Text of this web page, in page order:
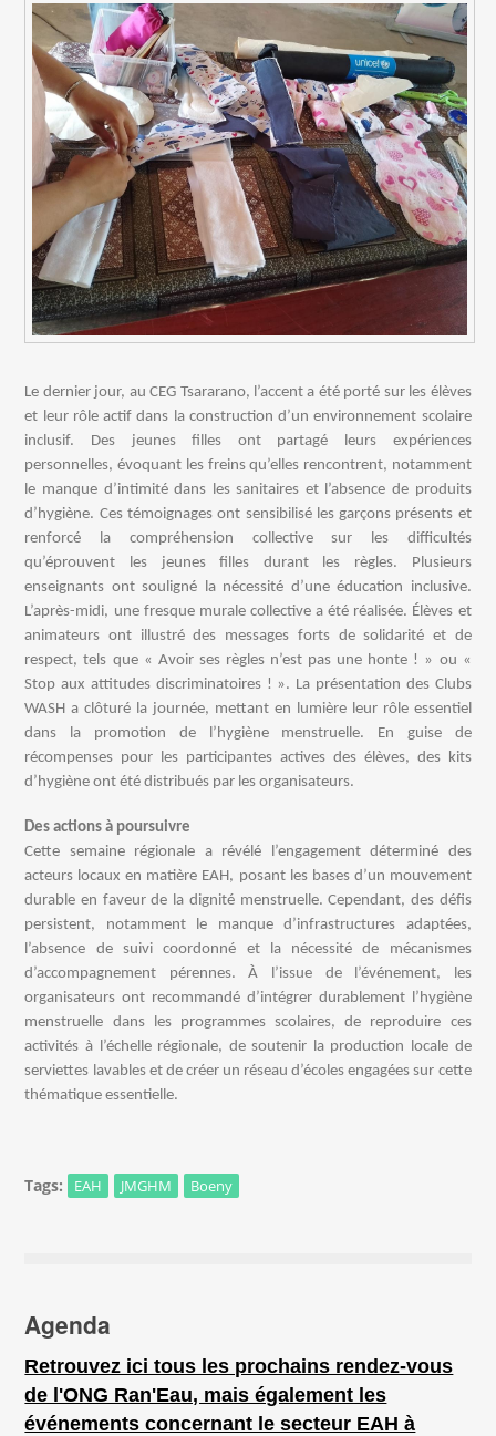
Le dernier jour, au CEG Tsararano, l’accent a été porté sur les élèves
et leur rôle actif dans la construction d’un environnement scolaire
inclusif. Des jeunes filles ont partagé leurs expériences
personnelles, évoquant les freins qu’elles rencontrent, notamment
le manque d’intimité dans les sanitaires et l’absence de produits
d’hygiène. Ces témoignages ont sensibilisé les garçons présents et
renforcé la compréhension collective sur les difficultés
qu’éprouvent les jeunes filles durant les règles. Plusieurs
enseignants ont souligné la nécessité d’une éducation inclusive.
L’après-midi, une fresque murale collective a été réalisée. Élèves et
animateurs ont illustré des messages forts de solidarité et de
respect, tels que « Avoir ses règles n’est pas une honte ! » ou «
Stop aux attitudes discriminatoires ! ». La présentation des Clubs
WASH a clôturé la journée, mettant en lumière leur rôle essentiel
dans la promotion de l’hygiène menstruelle. En guise de
récompenses pour les participantes actives des élèves, des kits
d’hygiène ont été distribués par les organisateurs.
Des actions à poursuivre
Cette semaine régionale a révélé l’engagement déterminé des
acteurs locaux en matière EAH, posant les bases d’un mouvement
durable en faveur de la dignité menstruelle. Cependant, des défis
persistent, notamment le manque d’infrastructures adaptées,
l’absence de suivi coordonné et la nécessité de mécanismes
d’accompagnement pérennes. À l’issue de l’événement, les
organisateurs ont recommandé d’intégrer durablement l’hygiène
menstruelle dans les programmes scolaires, de reproduire ces
activités à l’échelle régionale, de soutenir la production locale de
serviettes lavables et de créer un réseau d’écoles engagées sur cette
thématique essentielle.
Tags: EAH JMGHM Boeny
Agenda
Retrouvez ici tous les prochains rendez-vous
de l'ONG Ran'Eau, mais également les
événements concernant le secteur EAH à